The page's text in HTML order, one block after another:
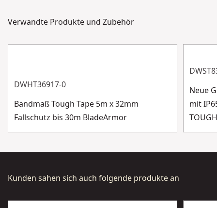
Arbeiten auch bei feuchten Händen
Sägeblattmaterial
Mehr anzeigen
innerhalb der angegebenen Garantiezeit.
Verwandte Produkte und Zubehör
DWHT36917-0
Bandmaß Tough Tape 5m x 32mm
Fallschutz bis 30m BladeArmor
Neue
mit
Kunden sahen sich auch folgende produkte an